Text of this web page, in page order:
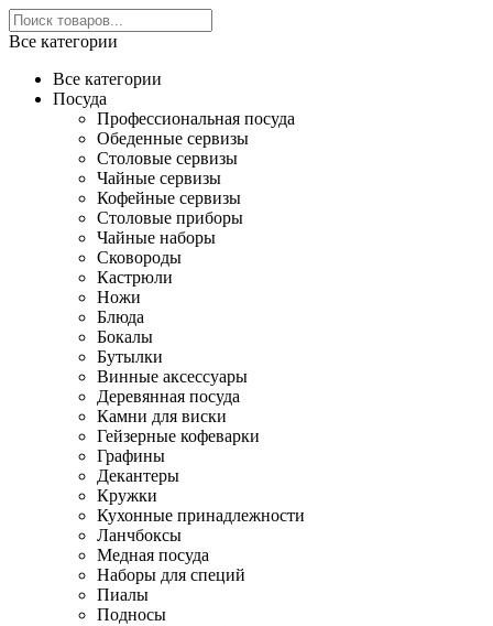
Все категории
Все категории
Посуда
Профессиональная посуда
Обеденные сервизы
Столовые сервизы
Чайные сервизы
Кофейные сервизы
Столовые приборы
Чайные наборы
Сковороды
Кастрюли
Ножи
Блюда
Бокалы
Бутылки
Винные аксессуары
Деревянная посуда
Камни для виски
Гейзерные кофеварки
Графины
Декантеры
Кружки
Кухонные принадлежности
Ланчбоксы
Медная посуда
Наборы для специй
Пиалы
Подносы